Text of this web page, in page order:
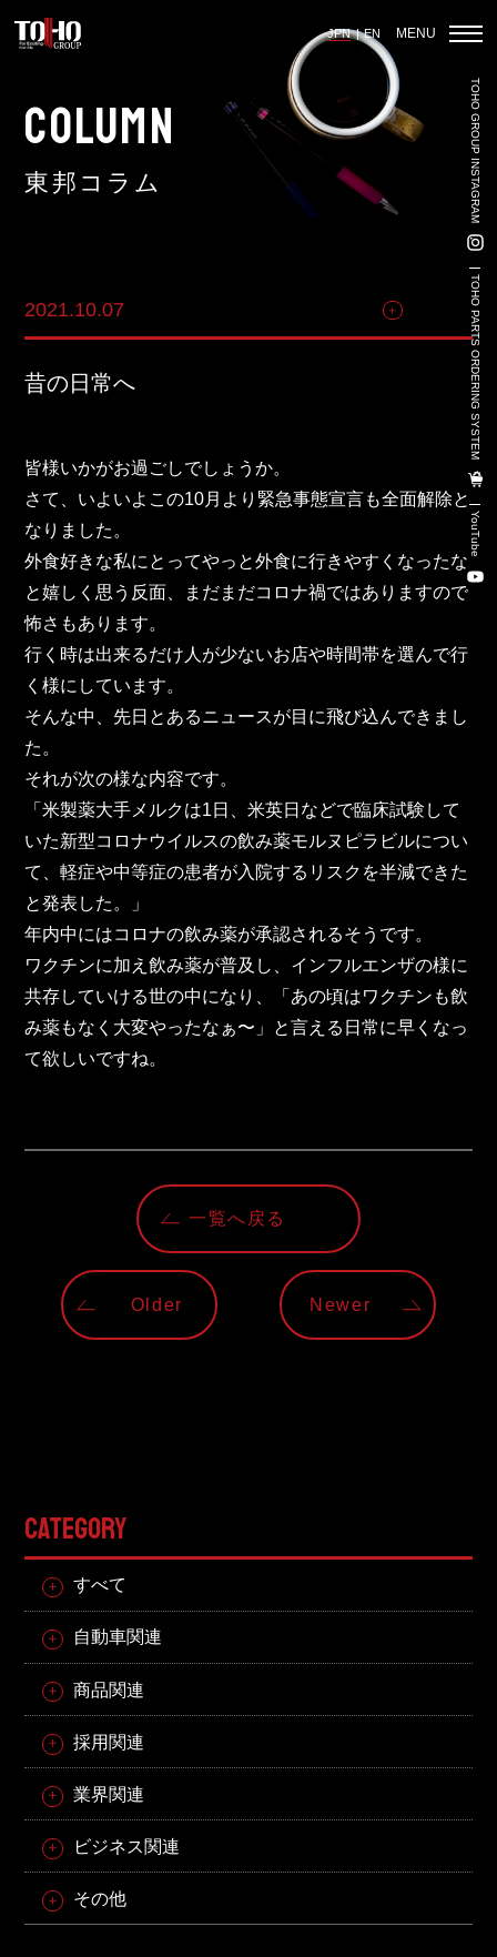
JPN EN MENU
中古車販売事業
輸出入事業
新卒・キャリア採用コンサルティング事業
人材紹介事業
DX事業
株式会社 東邦ホールディングス
東邦自動車 株式会社
株式会社 東邦アウトフロイデ
株式会社 ワールドパーツ
東邦グループの採用情報
TOHO PARTS ORDERING SYSTEM
TOHO GROUP INSTAGRAM
TOHO GROUP INSTAGRAM
TOHO PARTS ORDERING SYSTEM
YouTube
COLUMN
東邦コラム
2021.10.07 その他
昔の日常へ
皆様いかがお過ごしでしょうか。
さて、いよいよこの10月より緊急事態宣言も全面解除と
なりました。
外食好きな私にとってやっと外食に行きやすくなったな
と嬉しく思う反面、まだまだコロナ禍ではありますので
怖さもあります。
行く時は出来るだけ人が少ないお店や時間帯を選んで行
く様にしています。
そんな中、先日とあるニュースが目に飛び込んできまし
た。
それが次の様な内容です。
「米製薬大手メルクは1日、米英日などで臨床試験して
いた新型コロナウイルスの飲み薬モルヌピラビルについ
て、軽症や中等症の患者が入院するリスクを半減できた
と発表した。」
年内中にはコロナの飲み薬が承認されるそうです。
ワクチンに加え飲み薬が普及し、インフルエンザの様に
共存していける世の中になり、「あの頃はワクチンも飲
み薬もなく大変やったなぁ〜」と言える日常に早くなっ
て欲しいですね。
一覧へ戻る
Older Newer
CATEGORY
すべて
自動車関連
商品関連
採用関連
業界関連
ビジネス関連
その他